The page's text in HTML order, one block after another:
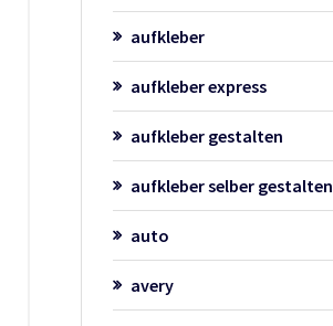
aufkleber
aufkleber express
aufkleber gestalten
aufkleber selber gestalten
auto
avery